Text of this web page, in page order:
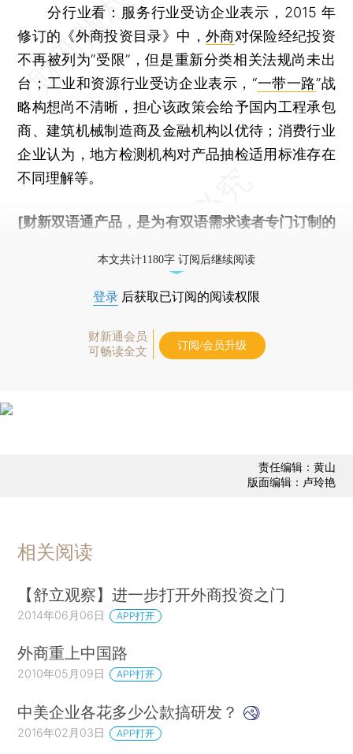
分行业看：服务行业受访企业表示，2015 年
修订的《外商投资目录》中， 外商对保险经纪投资
不再被列为“受限”，但是重新分类相关法规尚未出
台；工业和资源行业受访企业表示，“一带一路”战
略构想尚不清晰，担心该政策会给予国内工程承包
商、建筑机械制造商及金融机构以优待；消费行业
企业认为，地方检测机构对产品抽检适用标准存在
不同理解等。
[财新双语通产品，是为有双语需求读者专门订制的
本文共计1180字 订阅后继续阅读
登录 后获取已订阅的阅读权限
财新通会员
可畅读全文
订阅/会员升级
责任编辑：黄山
版面编辑：卢玲艳
相关阅读
【舒立观察】进一步打开外商投资之门
2014年06月06日 APP打开
外商重上中国路
2010年05月09日 APP打开
中美企业各花多少公款搞研发？
2016年02月03日 APP打开